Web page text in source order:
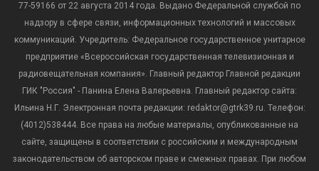
77-59166 от 22 августа 2014 года. Выдано Федеральной службой по
надзору в сфере связи, информационных технологий и массовых
коммуникаций. Учредитель: Федеральное государственное унитарное
предприятие «Всероссийская государственная телевизионная и
радиовещательная компания». Главный редактор Главной редакции
ГИК "Россия" - Панина Елена Валерьевна. Главный редактор сайта:
Ильина Н.Г. Электронная почта редакции: redaktor@gtrk39.ru. Телефон:
(4012)538444. Все права на любые материалы, опубликованные на
сайте, защищены в соответствии с российским и международным
законодательством об авторском праве и смежных правах. При любом